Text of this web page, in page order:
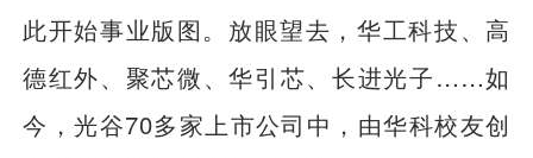
此开始事业版图。放眼望去，华工科技、高
德红外、聚芯微、华引芯、长进光子……如
今，光谷70多家上市公司中，由华科校友创